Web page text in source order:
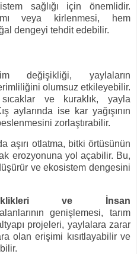
sağlığı için önemlidir.
veya kirlenmesi, hem
dengeyi tehdit edebilir.
değişikliği, yaylaların
olumsuz etkileyebilir.
ve kuraklık, yayla
aylarında ise kar yağışının
zorlaştırabilir.
aşırı otlatma, bitki örtüsünün
erozyonuna yol açabilir. Bu,
ve ekosistem dengesini
ve İnsan
genişlemesi, tarım
projeleri, yaylalara zarar
olan erişimi kısıtlayabilir ve